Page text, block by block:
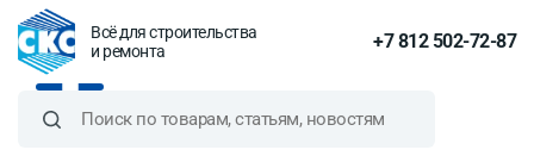
Всё для строительства
и ремонта
+7 812 502-72-87